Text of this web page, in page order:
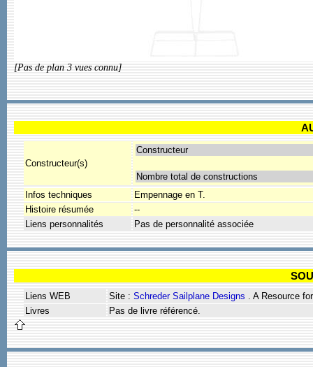
[Pas de plan 3 vues connu]
Constructeur(s)
Constructeur
Nombre total de constructions
Infos techniques
Empennage en T.
Histoire résumée
--
Liens personnalités
Pas de personnalité associée
Liens WEB Site : Schreder Sailplane Designs . A Resource
Livres
Pas de livre référencé.